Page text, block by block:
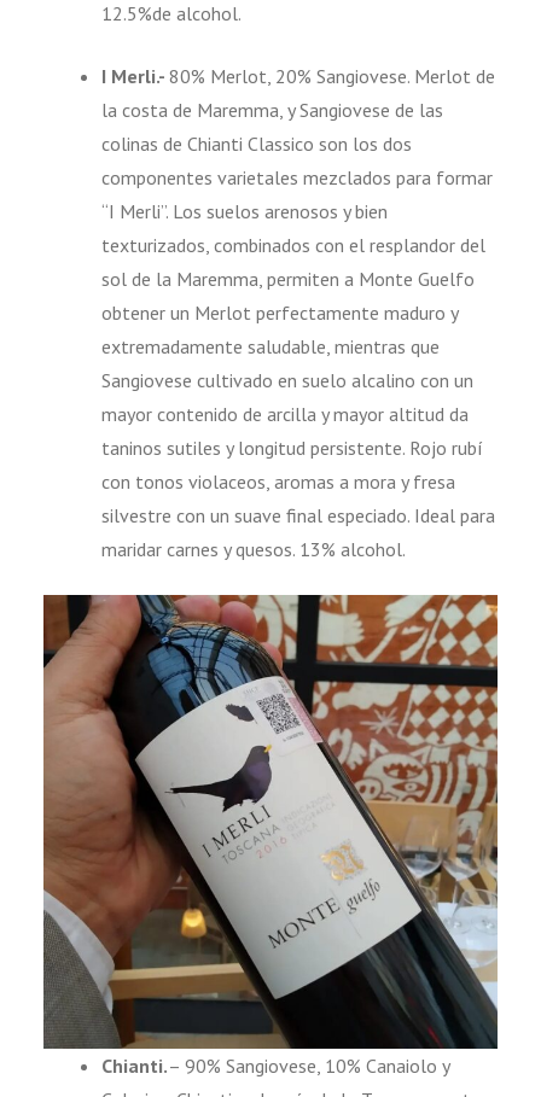
12.5%de alcohol.
I Merli.- 80% Merlot, 20% Sangiovese. Merlot de
la costa de Maremma, y Sangiovese de las
colinas de Chianti Classico son los dos
componentes varietales mezclados para formar
“I Merli”. Los suelos arenosos y bien
texturizados, combinados con el resplandor del
sol de la Maremma, permiten a Monte Guelfo
obtener un Merlot perfectamente maduro y
extremadamente saludable, mientras que
Sangiovese cultivado en suelo alcalino con un
mayor contenido de arcilla y mayor altitud da
taninos sutiles y longitud persistente. Rojo rubí
con tonos violaceos, aromas a mora y fresa
silvestre con un suave final especiado. Ideal para
maridar carnes y quesos. 13% alcohol.
Chianti.– 90% Sangiovese, 10% Canaiolo y